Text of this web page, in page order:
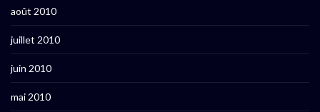
août 2010
juillet 2010
juin 2010
mai 2010